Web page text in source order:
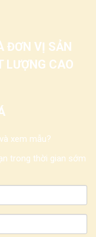
ĐƠN VỊ SẢN
LƯỢNG CAO
xem mẫu?
trong thời gian sớm